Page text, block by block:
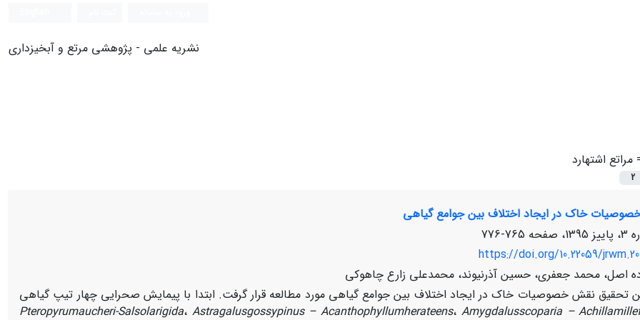
نشریه علمی - پژوهشی مرتع و آبخیزداری
مراتع اشتهارد
2
خاک در ایجاد اختلاف بین جوامع گیاهی
765-776
https://doi.org/10.22059/
اصل، محمد جعفری، حسین آذرنیوند، محمدعلی زارع چاهوکی
تحقیق نقش خصوصیات خاک در ایجاد اختلاف بین جوامع گیاهی مورد مطالعه قرار گرفت. ابتدا با پیمایش صحرایی چهار تیپ گیاهی
Pteropyrumaucheri-Salsolarigida، Astragalusgossypinus–Acanthophyllumherateens، Amygdalusscoparia–Achilla